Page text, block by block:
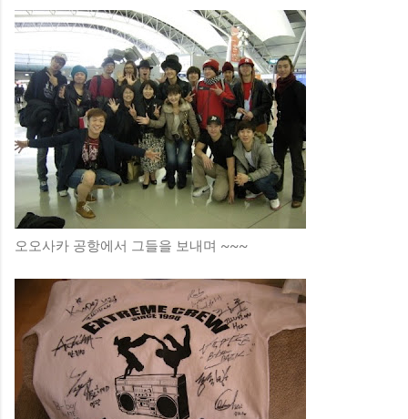
오오사카 공항에서 그들을 보내며 ~~~